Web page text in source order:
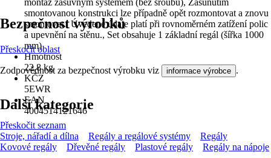
montáž zásuvným systémem (bez šroubů), Zasunutím
smontovanou konstrukci lze případně opět rozmontovat a znovu
smontovat., Úvedené údaje platí při rovnoměrném zatížení polic
a upevnění na stěnu., Set obsahuje 1 základní regál (šířka 1000
mm)
Hmotnost
22,8 kg
KČZ
5EWR
EAN
4004514121646
Bezpečnost výrobků
Přeskočit oblast
Zodpovědnost za bezpečnost výrobku viz informace výrobce .
Další kategorie
Přeskočit seznam
Stroje, nářadí a dílna
Regály a regálové systémy
Regály
Kovové regály
Dřevěné regály Plastové regály Regály na nápoje